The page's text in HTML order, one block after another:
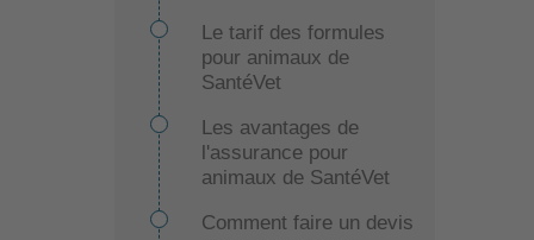
Le tarif des formules
pour animaux de
SantéVet
Les avantages de
l'assurance pour
animaux de SantéVet
Comment faire un devis